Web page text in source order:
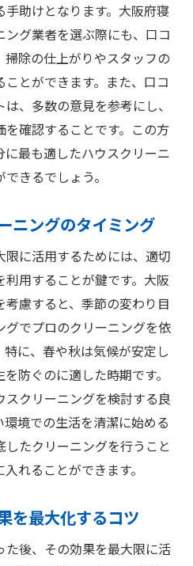
助けとなります。大阪府寝
グ業者を選ぶ際にも、口コ
除の仕上がりやスタッフの
とができます。また、口コ
、多数の意見を参考にし、
確認することです。この方
最も適したハウスクリーニ
きるでしょう。
ニングのタイミング
に活用するためには、適切
用することが鍵です。大阪
慮すると、季節の変わり目
でプロのクリーニングを依
に、春や秋は気候が安定し
防ぐのに適した時期です。
スクリーニングを検討する良
境での生活を清潔に始める
たクリーニングを行うこと
れることができます。
を最大化するコツ
後、その効果を最大限に活